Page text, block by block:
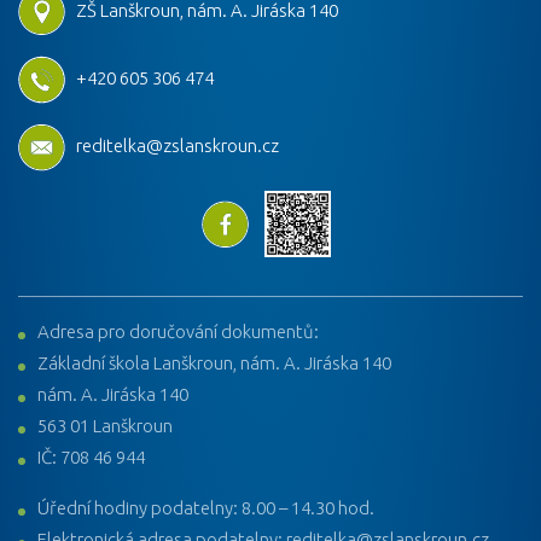
ZŠ Lanškroun, nám. A. Jiráska 140
+420 605 306 474
reditelka@zslanskroun.cz
Adresa pro doručování dokumentů:
Základní škola Lanškroun, nám. A. Jiráska 140
nám. A. Jiráska 140
563 01 Lanškroun
IČ: 708 46 944
Úřední hodiny podatelny: 8.00 – 14.30 hod.